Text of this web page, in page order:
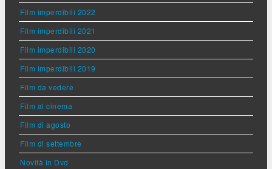
Film imperdibili 2022
Film imperdibili 2021
Film imperdibili 2020
Film imperdibili 2019
Film da vedere
Film al cinema
Film di agosto
Film di settembre
Novità in Dvd